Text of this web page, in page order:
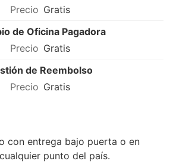
Gratis
de Oficina Pagadora
Gratis
de Reembolso
Gratis
con entrega bajo puerta o en
punto del país.